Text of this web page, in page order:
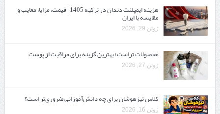
هزینه ایمپلنت دندان در ترکیه 1405 | قیمت، مزایا، معایب و
مقایسه با ایران
ژوئن 29, 2026
محصولات تراست؛ بهترین گزینه برای مراقبت از پوست
ژوئن 27, 2026
کلاس تیزهوشان برای چه دانش‌آموزانی ضروری‌تر است؟
ژوئن 16, 2026